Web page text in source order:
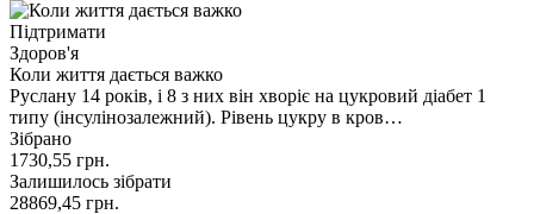
Підтримати
Здоров'я
Коли життя дається важко
Руслану 14 років, і 8 з них він хворіє на цукровий діабет 1
типу (інсулінозалежний). Рівень цукру в кров…
Зібрано
1730,55 грн.
Залишилось зібрати
28869,45 грн.